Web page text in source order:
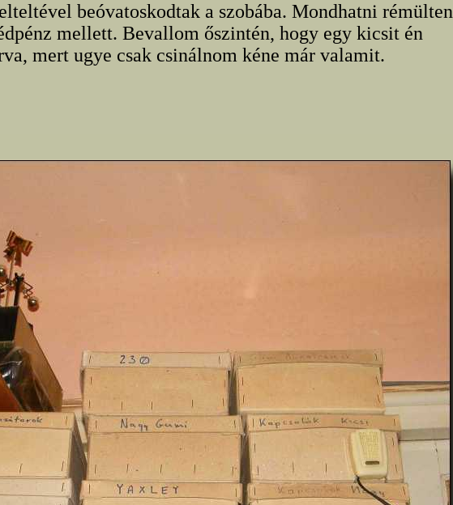
beóvatoskodtak a szobába. Mondhatni rémülten
mellett. Bevallom őszintén, hogy egy kicsit én
mert ugye csak csinálnom kéne már valamit.